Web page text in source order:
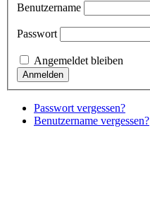
Benutzername
Passwort
Angemeldet bleiben
Passwort vergessen?
Benutzername vergessen?